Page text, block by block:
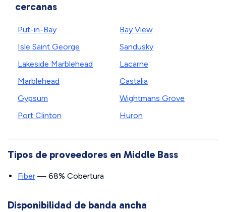
cercanas
Put-in-Bay
Isle Saint George
Lakeside Marblehead
Marblehead
Gypsum
Port Clinton
Bay View
Sandusky
Lacarne
Castalia
Wightmans Grove
Huron
Tipos de proveedores en Middle Bass
Fiber — 68% Cobertura
Disponibilidad de banda ancha